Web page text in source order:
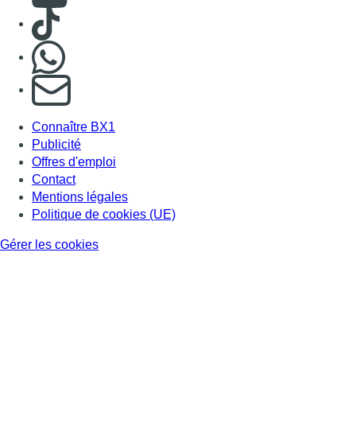
Consulter TikTok
S'abonner à notre newsletter
Connaître BX1
Publicité
Offres d'emploi
Contact
Mentions légales
Politique de cookies (UE)
Gérer les cookies